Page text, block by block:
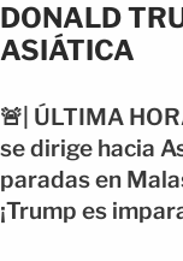
DONALD
ASIÁTICA
🚨| ÚLTIMA
se dirige hacia
paradas en
¡Trump es